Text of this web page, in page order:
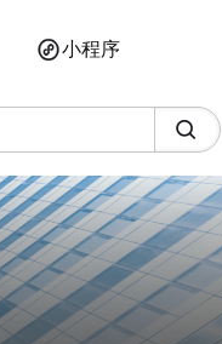
小程序